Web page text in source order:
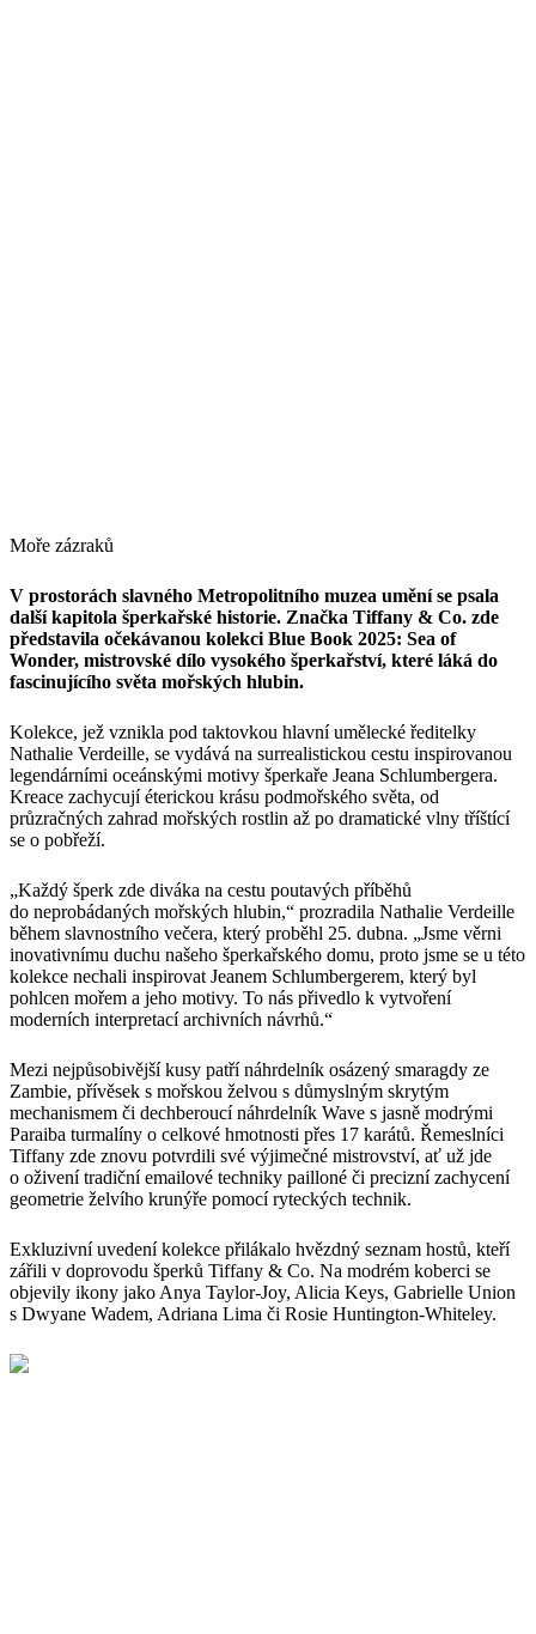
Moře zázraků
V prostorách slavného Metropolitního muzea umění se psala
další kapitola šperkařské historie. Značka Tiffany & Co. zde
představila očekávanou kolekci Blue Book 2025: Sea of
Wonder, mistrovské dílo vysokého šperkařství, které láká do
fascinujícího světa mořských hlubin.
Kolekce, jež vznikla pod taktovkou hlavní umělecké ředitelky
Nathalie Verdeille, se vydává na surrealistickou cestu inspirovanou
legendárními oceánskými motivy šperkaře Jeana Schlumbergera.
Kreace zachycují éterickou krásu podmořského světa, od
průzračných zahrad mořských rostlin až po dramatické vlny tříštící
se o pobřeží.
„Každý šperk zde diváka na cestu poutavých příběhů
do neprobádaných mořských hlubin,“ prozradila Nathalie Verdeille
během slavnostního večera, který proběhl 25. dubna. „Jsme věrni
inovativnímu duchu našeho šperkařského domu, proto jsme se u této
kolekce nechali inspirovat Jeanem Schlumbergerem, který byl
pohlcen mořem a jeho motivy. To nás přivedlo k vytvoření
moderních interpretací archivních návrhů.“
Mezi nejpůsobivější kusy patří náhrdelník osázený smaragdy ze
Zambie, přívěsek s mořskou želvou s důmyslným skrytým
mechanismem či dechberoucí náhrdelník Wave s jasně modrými
Paraiba turmalíny o celkové hmotnosti přes 17 karátů. Řemeslníci
Tiffany zde znovu potvrdili své výjimečné mistrovství, ať už jde
o oživení tradiční emailové techniky pailloné či precizní zachycení
geometrie želvího krunýře pomocí ryteckých technik.
Exkluzivní uvedení kolekce přilákalo hvězdný seznam hostů, kteří
zářili v doprovodu šperků Tiffany & Co. Na modrém koberci se
objevily ikony jako Anya Taylor-Joy, Alicia Keys, Gabrielle Union
s Dwyane Wadem, Adriana Lima či Rosie Huntington-Whiteley.